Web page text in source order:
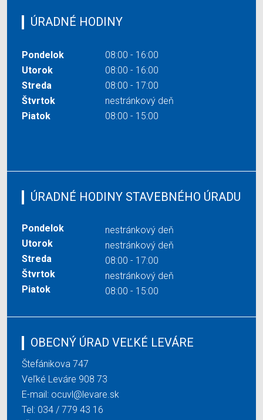
ÚRADNÉ HODINY
Pondelok
08:00 - 16:00
Utorok
08:00 - 16:00
Streda
08:00 - 17:00
Štvrtok
nestránkový deň
Piatok
08:00 - 15:00
ÚRADNÉ HODINY STAVEBNÉHO ÚRADU
Pondelok
nestránkový deň
Utorok
nestránkový deň
Streda
08:00 - 17:00
Štvrtok
nestránkový deň
Piatok
08:00 - 15:00
OBECNÝ ÚRAD VEĽKÉ LEVÁRE
Štefánikova 747
Veľké Leváre 908 73
E-mail: ocuvl@levare.sk
Tel: 034 / 779 43 16